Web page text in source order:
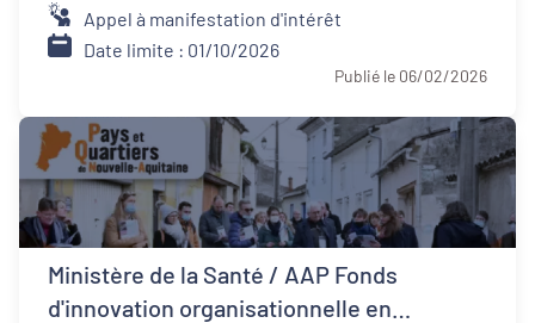
Appel à manifestation d'intérêt
Date limite : 01/10/2026
Publié le 06/02/2026
Ministère de la Santé / AAP Fonds
d'innovation organisationnelle en